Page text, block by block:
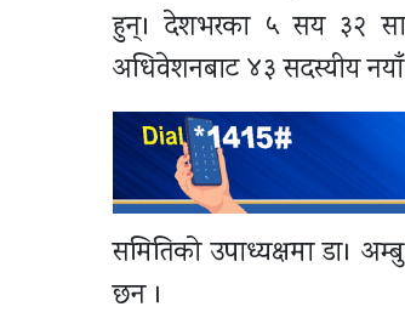
हुन्। देशभरका ५ सय ३२
अधिवेशनबाट ४३ सदस्यीय नयाँ
समितिको उपाध्यक्षमा डा।
छन ।